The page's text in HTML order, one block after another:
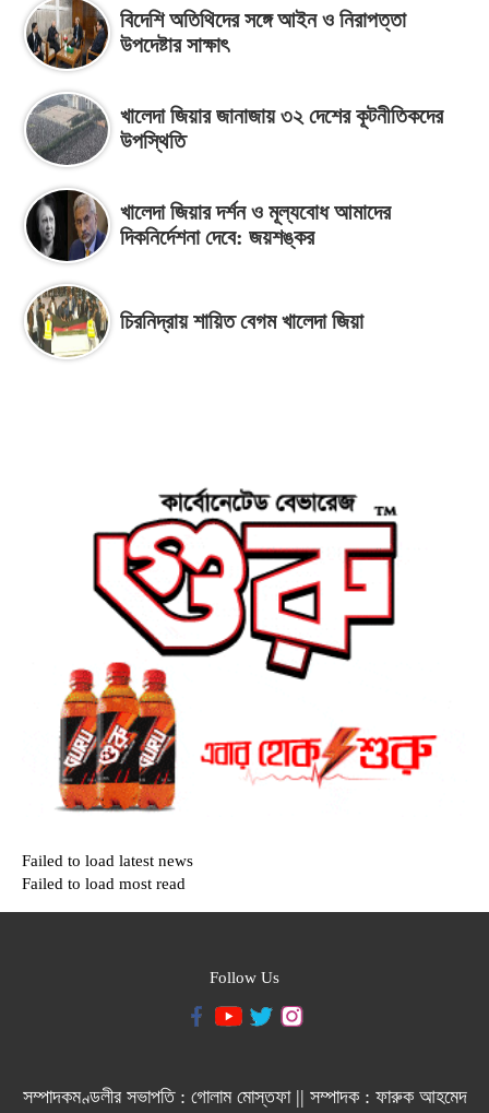
বিদেশি অতিথিদের সঙ্গে আইন ও নিরাপত্তা
উপদেষ্টার সাক্ষাৎ
খালেদা জিয়ার জানাজায় ৩২ দেশের কূটনীতিকদের
উপস্থিতি
খালেদা জিয়ার দর্শন ও মূল্যবোধ আমাদের
দিকনির্দেশনা দেবে: জয়শঙ্কর
চিরনিদ্রায় শায়িত বেগম খালেদা জিয়া
Failed to load latest news
Failed to load most read
Follow Us
সম্পাদকমণ্ডলীর সভাপতি : গোলাম মোস্তফা || সম্পাদক : ফারুক আহমেদ